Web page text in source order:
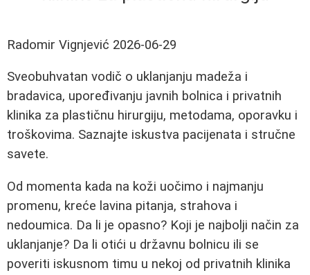
Radomir Vignjević 2026-06-29
Sveobuhvatan vodič o uklanjanju madeža i
bradavica, upoređivanju javnih bolnica i privatnih
klinika za plastičnu hirurgiju, metodama, oporavku i
troškovima. Saznajte iskustva pacijenata i stručne
savete.
Od momenta kada na koži uočimo i najmanju
promenu, kreće lavina pitanja, strahova i
nedoumica. Da li je opasno? Koji je najbolji način za
uklanjanje? Da li otići u državnu bolnicu ili se
poveriti iskusnom timu u nekoj od privatnih klinika